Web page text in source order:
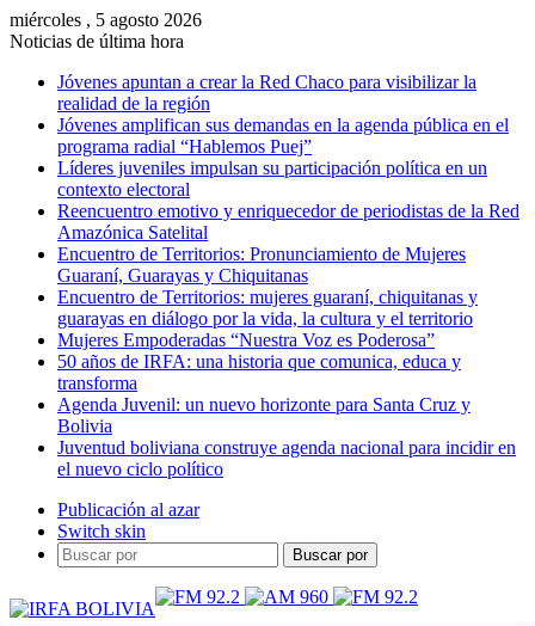
miércoles , 5 agosto 2026
Noticias de última hora
Jóvenes apuntan a crear la Red Chaco para visibilizar la
realidad de la región
Jóvenes amplifican sus demandas en la agenda pública en el
programa radial “Hablemos Puej”
Líderes juveniles impulsan su participación política en un
contexto electoral
Reencuentro emotivo y enriquecedor de periodistas de la Red
Amazónica Satelital
Encuentro de Territorios: Pronunciamiento de Mujeres
Guaraní, Guarayas y Chiquitanas
Encuentro de Territorios: mujeres guaraní, chiquitanas y
guarayas en diálogo por la vida, la cultura y el territorio
Mujeres Empoderadas “Nuestra Voz es Poderosa”
50 años de IRFA: una historia que comunica, educa y
transforma
Agenda Juvenil: un nuevo horizonte para Santa Cruz y
Bolivia
Juventud boliviana construye agenda nacional para incidir en
el nuevo ciclo político
Publicación al azar
Switch skin
Buscar por